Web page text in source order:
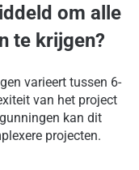
om alle
te krijgen?
varieert tussen 6-
van het project
kan dit
projecten.